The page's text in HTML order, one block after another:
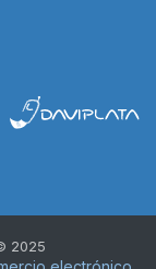
2025